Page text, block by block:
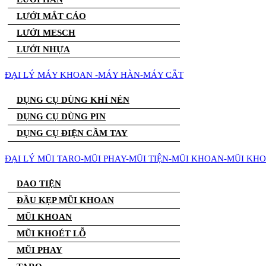
LƯỚI MẮT CÁO
LƯỚI MESCH
LƯỚI NHỰA
ĐẠI LÝ MÁY KHOAN -MÁY HÀN-MÁY CẮT
DỤNG CỤ DÙNG KHÍ NÉN
DỤNG CỤ DÙNG PIN
DỤNG CỤ ĐIỆN CẦM TAY
ĐẠI LÝ MŨI TARO-MŨI PHAY-MŨI TIỆN-MŨI KHOAN-MŨI
DAO TIỆN
ĐẦU KẸP MŨI KHOAN
MŨI KHOAN
MŨI KHOÉT LỖ
MŨI PHAY